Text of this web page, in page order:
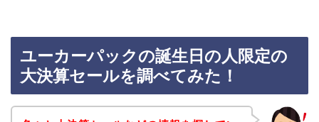
ユーカーパックの誕生日の人限定の
大決算セールを調べてみた！